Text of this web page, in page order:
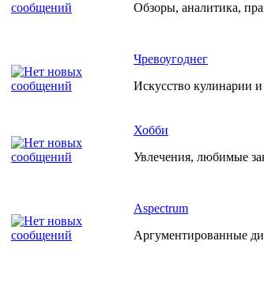
Обзоры, аналитика,
Чревоугоднег
Искусство кулинарии
Хобби
Увлечения, любимые
Aspectrum
Аргументированные